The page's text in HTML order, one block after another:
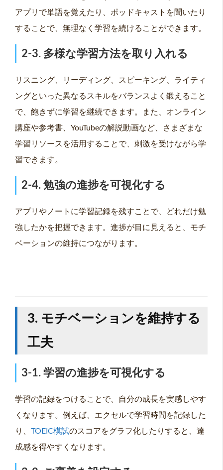
アプリで単語を覚えたり、ポッドキャストを聞いたり
することで、無理なく学習を続けることができます。
2-3. 多様な学習方法を取り入れる
リスニング、リーディング、スピーキング、ライティ
ングといった異なるスキルをバランスよく鍛えること
で、飽きずに学習を継続できます。また、オンライン
講座や参考書、YouTubeの解説動画など、さまざまな
学習リソースを活用することで、刺激を受けながら学
習できます。
2-4. 勉強の進捗を可視化する
アプリやノートに学習記録を残すことで、どれだけ勉
強したかを把握できます。進捗が目に見えると、モチ
ベーションの維持につながります。
3. モチベーションを維持する
工夫
3-1. 学習の進捗を可視化する
学習の記録をつけることで、自分の成長を実感しやす
くなります。例えば、エクセルで学習時間を記録した
り、 TOEIC模試のスコアをグラフ化したりすると、達
成感を得やすくなります。